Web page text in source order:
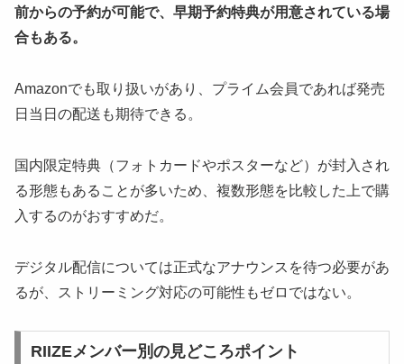
前からの予約が可能で、早期予約特典が用意されている場
合もある。
Amazonでも取り扱いがあり、プライム会員であれば発売
日当日の配送も期待できる。
国内限定特典（フォトカードやポスターなど）が封入され
る形態もあることが多いため、複数形態を比較した上で購
入するのがおすすめだ。
デジタル配信については正式なアナウンスを待つ必要があ
るが、ストリーミング対応の可能性もゼロではない。
RIIZEメンバー別の見どころポイント